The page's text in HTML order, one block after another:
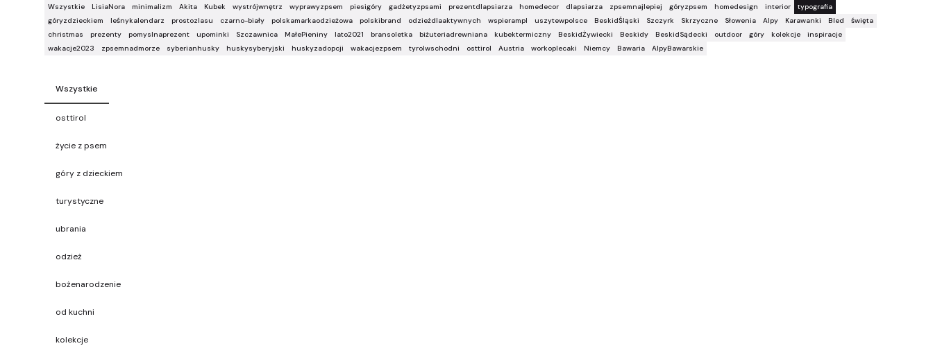
Wszystkie LisiaNora minimalizm Akita Kubek wystrójwnętrz wyprawyzpsem piesigóry gadżetyzpsami prezentdlapsiarza homedecor dlapsiarza zpsemnajlepiej góryzpsem homedesign interior
typografia
góryzdzieckiem
leśnykalendarz prostozlasu czarno-biały polskamarkaodzieżowa polskibrand odzieżdlaaktywnych wspierampl uszytewpolsce BeskidŚląski Szczyrk Skrzyczne Słowenia Alpy Karawanki Bled
święta
christmas
prezenty pomyslnaprezent upominki Szczawnica MałePieniny lato2021 bransoletka biżuteriadrewniana kubektermiczny BeskidŻywiecki Beskidy BeskidSądecki outdoor góry kolekcje
inspiracje
wakacje2023
zpsemnadmorze syberianhusky huskysyberyjski huskyzadopcji wakacjezpsem tyrolwschodni osttirol Austria workoplecaki Niemcy Bawaria AlpyBawarskie
Wszystkie
osttirol
życie z psem
góry z dzieckiem
turystyczne
ubrania
odzież
bożenarodzenie
od kuchni
kolekcje